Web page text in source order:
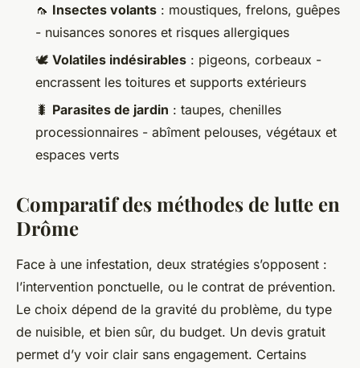
🦟 Insectes volants : moustiques, frelons, guêpes
- nuisances sonores et risques allergiques
🕊️ Volatiles indésirables : pigeons, corbeaux -
encrassent les toitures et supports extérieurs
🐛 Parasites de jardin : taupes, chenilles
processionnaires - abîment pelouses, végétaux et
espaces verts
Comparatif des méthodes de lutte en
Drôme
Face à une infestation, deux stratégies s’opposent :
l’intervention ponctuelle, ou le contrat de prévention.
Le choix dépend de la gravité du problème, du type
de nuisible, et bien sûr, du budget. Un devis gratuit
permet d’y voir clair sans engagement. Certains